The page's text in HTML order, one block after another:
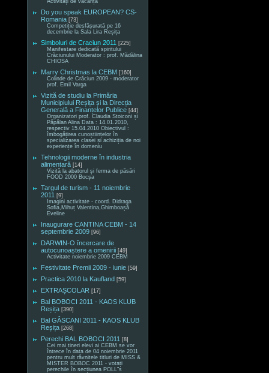
Activități de vacanță
Do you speak EUROPEAN? CS-
Romania [73]
Competiție desfășurată pe 16
decembrie la Sala Lira Reșița
Simboluri de Craciun 2011 [225]
Manifestare dedicată spiritului
Crăciunului Moderator : prof. Mădălina
CHIOSA
Marry Christmas la CEBM [160]
Colinde de Crăciun 2009 - moderator
prof. Emil Varga
Vizită de studiu la Primăria
Municipiului Reșița și la Direcția
Generală a Finanțelor Publice [44]
Organizatori prof. Claudia Stoiconi și
Păpălan Alina Data : 14.01.2010,
respectiv 15.04.2010 Obiectivul :
îmbogățirea cunoștiințelor în
specializarea clasei și achiziția de noi
experiențe în domeniu
Tehnologii moderne în industria
alimentară [14]
Vizită la abatorul și ferma de păsări
FOOD 2000 Bocșa
Targul de turism - 11 noiembrie
2011 [9]
Imagini activitate - coord. Didraga
Sofia,Mihuț Valentina,Ghimboașă
Eveline
Inaugurare CANTINA CEBM - 14
septembrie 2009 [96]
DARWIN-O încercare de
autocunoaștere a omenirii [49]
Activitate noiembrie 2009 CEBM
Festivitate Premii 2009 - iunie [59]
Practica 2010 la Kaufland [59]
EXTRAȘCOLAR [17]
Bal BOBOCI 2011 - KAOS KLUB
Reșița [390]
Bal GÂSCANI 2011 - KAOS KLUB
Reșița [268]
Perechi BAL BOBOCI 2011 [8]
Cei mai tineri elevi ai CEBM se vor
întrece în data de 04 noiembrie 2011
pentru mult râvnitele titluri de MISS &
MISTER BOBOC 2011 - votați
perechile în secțiunea POLL"s